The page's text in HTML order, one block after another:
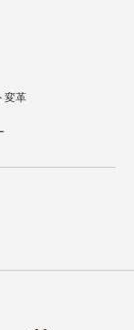
変革